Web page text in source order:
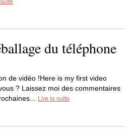
du téléphone
de vidéo !Here is my first video
? Laissez moi des commentaires
Lire la suite